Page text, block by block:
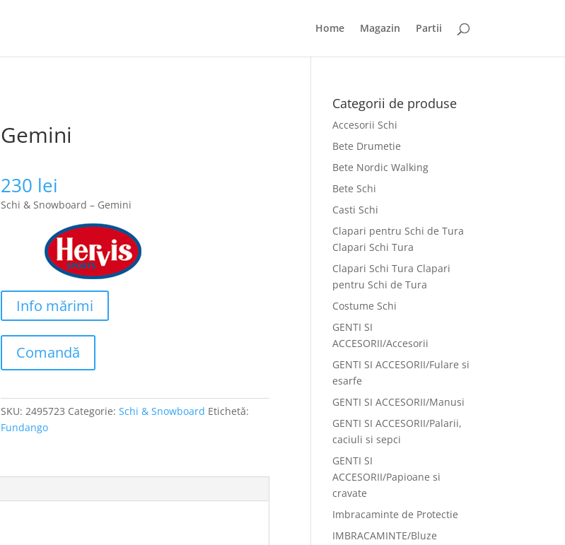
Home Magazin Partii
Gemini
230 lei
Schi & Snowboard – Gemini
Info mărimi
Comandă
SKU:2495723 Categorie:Schi & Snowboard Etichetă:
Fundango
Categorii de produse
Accesorii Schi
Bete Drumetie
Bete Nordic Walking
Bete Schi
Casti Schi
Clapari pentru Schi de Tura
Clapari Schi Tura
Clapari Schi Tura Clapari
pentru Schi de Tura
Costume Schi
GENTI SI
ACCESORII/Accesorii
GENTI SI ACCESORII/Fulare si
esarfe
GENTI SI ACCESORII/Manusi
GENTI SI ACCESORII/Palarii,
caciuli si sepci
GENTI SI
ACCESORII/Papioane si
cravate
Imbracaminte de Protectie
IMBRACAMINTE/Bluze